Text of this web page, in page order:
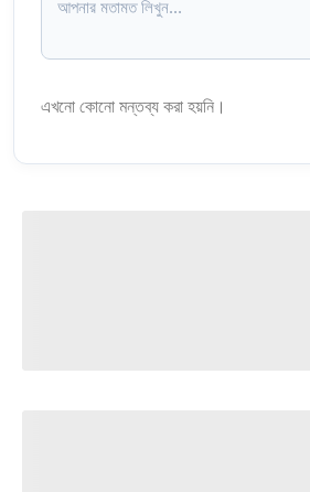
এখনো কোনো মন্তব্য করা হয়নি।